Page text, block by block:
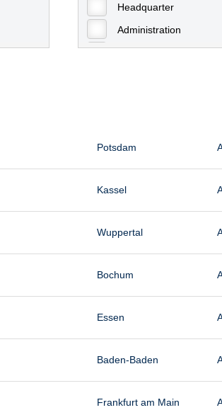
Headquarter
Administration
Sonstiges
Vertrieb
Potsdam
Kassel
Wuppertal
Bochum
Essen
Baden-Baden
Frankfurt am Main